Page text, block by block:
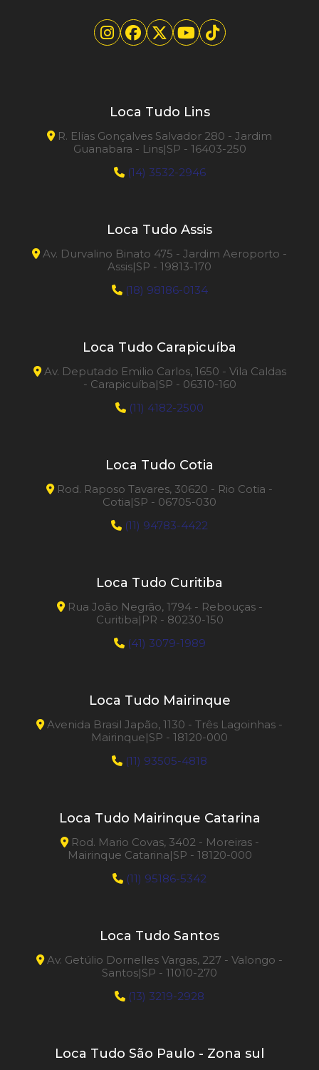
Loca Tudo Lins
R. Elías Gonçalves Salvador 280 - Jardim
Guanabara - Lins|SP - 16403-250
(14) 3532-2946
Loca Tudo Assis
Av. Durvalino Binato 475 - Jardim Aeroporto -
Assis|SP - 19813-170
(18) 98186-0134
Loca Tudo Carapicuíba
Av. Deputado Emilio Carlos, 1650 - Vila Caldas
- Carapicuíba|SP - 06310-160
(11) 4182-2500
Loca Tudo Cotia
Rod. Raposo Tavares, 30620 - Rio Cotia -
Cotia|SP - 06705-030
(11) 94783-4422
Loca Tudo Curitiba
Rua João Negrão, 1794 - Rebouças -
Curitiba|PR - 80230-150
(41) 3079-1989
Loca Tudo Mairinque
Avenida Brasil Japão, 1130 - Três Lagoinhas -
Mairinque|SP - 18120-000
(11) 93505-4818
Loca Tudo Mairinque Catarina
Rod. Mario Covas, 3402 - Moreiras -
Mairinque Catarina|SP - 18120-000
(11) 95186-5342
Loca Tudo Santos
Av. Getúlio Dornelles Vargas, 227 - Valongo -
Santos|SP - 11010-270
(13) 3219-2928
Loca Tudo São Paulo - Zona sul